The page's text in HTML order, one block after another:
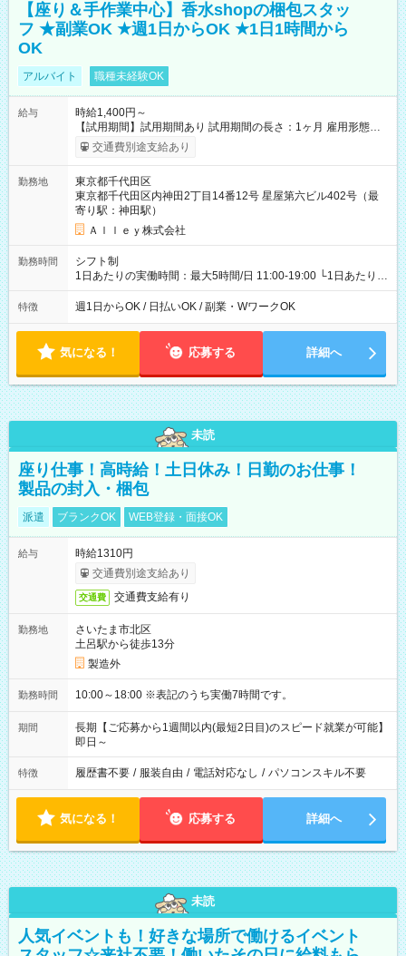
【座り＆手作業中心】香水shopの梱包スタッ
フ ★副業OK ★週1日からOK ★1日1時間から
OK
アルバイト 職種未経験OK
給与
時給1,400円～
【試用期間】試用期間あり 試用期間の長さ：1ヶ月 雇用形態、
給与は本採用時と同じです。
交通費別途支給あり
勤務地
東京都千代田区
東京都千代田区内神田2丁目14番12号 星屋第六ビル402号（最
寄り駅：神田駅）
Ａｌｌｅｙ株式会社
勤務時間
シフト制
1日あたりの実働時間：最大5時間/日 11:00-19:00 └1日あたりの
実働時間：1-5時間 └上記の時間帯内であれば、いつでも勤務可
能！ └平日・土曜日の中で、お好きな曜日でご勤務いただけま
18:00 などのように、自由な働き方が可能なお仕事です！
特徴 週1日からOK / 日払いOK / 副業・WワークOK
気になる！ 応募する 詳細へ
未読
座り仕事！高時給！土日休み！日勤のお仕事！
製品の封入・梱包
派遣 ブランクOK WEB登録・面接OK
給与
時給1310円
交通費別途支給あり
交通費 交通費支給有り
勤務地
さいたま市北区
土呂駅から徒歩13分
製造外
勤務時間 10:00～18:00 ※表記のうち実働7時間です。
期間
長期【ご応募から1週間以内(最短2日目)のスピード就業が可能】
即日～
特徴 履歴書不要 / 服装自由 / 電話対応なし / パソコンスキル不要
気になる！ 応募する 詳細へ
未読
人気イベントも！好きな場所で働けるイベント